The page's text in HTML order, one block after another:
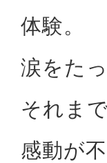
体験。
涙をた
それま
感動が